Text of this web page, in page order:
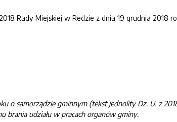
Rady Miejskiej w Redzie z dnia 19 grudnia
o samorządzie gminnym(tekst jednolity Dz. U. z 201
brania udziału w pracach organów gminy.